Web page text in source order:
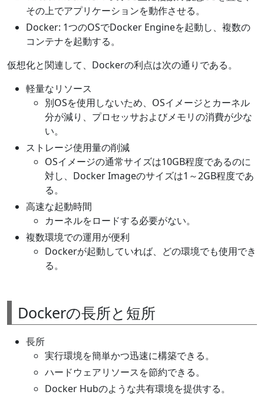
その上でアプリケーションを動作させる。
Docker: 1つのOSでDocker Engineを起動し、複数の
コンテナを起動する。
仮想化と関連して、Dockerの利点は次の通りである。
軽量なリソース
別OSを使用しないため、OSイメージとカーネル
分が減り、プロセッサおよびメモリの消費が少な
い。
ストレージ使用量の削減
OSイメージの通常サイズは10GB程度であるのに
対し、Docker Imageのサイズは1～2GB程度であ
る。
高速な起動時間
カーネルをロードする必要がない。
複数環境での運用が便利
Dockerが起動していれば、どの環境でも使用でき
る。
Dockerの長所と短所
長所
実行環境を簡単かつ迅速に構築できる。
ハードウェアリソースを節約できる。
Docker Hubのような共有環境を提供する。